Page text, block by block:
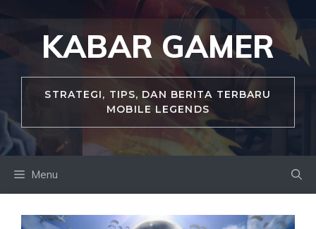
content
KABAR GAMER
STRATEGI, TIPS, DAN BERITA TERBARU
MOBILE LEGENDS
Menu